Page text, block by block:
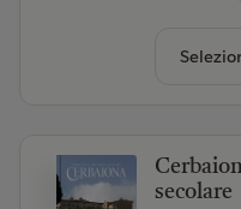
secolare